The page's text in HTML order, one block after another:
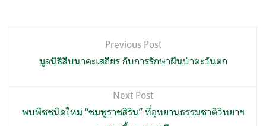
เรื่อง
Previous Post
มูลนิธิสืบนาคะเสถียร กับการรักษาผืนป่าตะวันตก
Next Post
พบพืชชนิดใหม่ “ชมพูราชสิริน” ที่อุทยานธรรมชาติวิทยาฯ